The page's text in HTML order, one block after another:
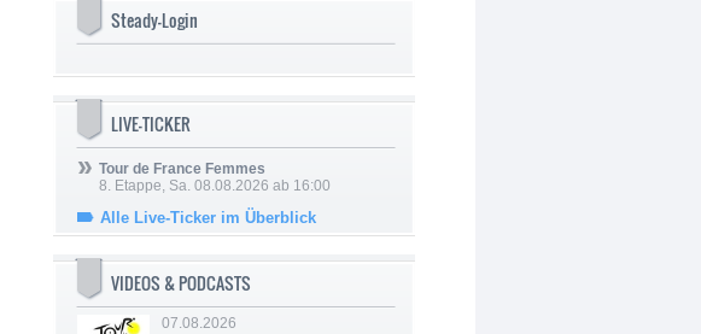
Steady-Login
LIVE-TICKER
Tour de France Femmes
8. Etappe, Sa. 08.08.2026 ab 16:00
Alle Live-Ticker im Überblick
VIDEOS & PODCASTS
07.08.2026